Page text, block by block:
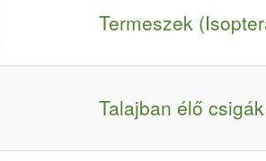
Termeszek
Talajban élő